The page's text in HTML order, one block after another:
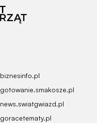
biznesinfo.pl
gotowanie.smakosze.pl
news.swiatgwiazd.pl
goracetematy.pl